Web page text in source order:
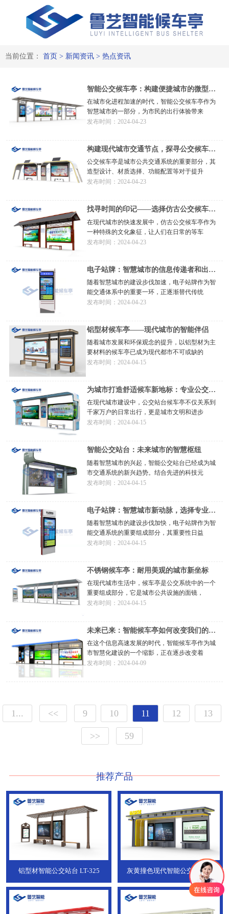
热点资讯-公交站台-候车亭-电
子站牌-源头厂家
当前位置： 首页 > 新闻资讯> 热点资讯
智能公交候车亭：构建便捷城市的微型先
锋
在城市化进程加速的时代，智能公交候车亭作为
智慧城市的一部分，为市民的出行体验带来
发布时间：2024-04-23
构建现代城市交通节点，探寻公交候车亭
生产厂家的角色
公交候车亭是城市公共交通系统的重要部分，其
造型设计、材质选择、功能配置等对于提升
发布时间：2024-04-23
找寻时间的印记——选择仿古公交候车亭
的制造专家
在现代城市的快速发展中，仿古公交候车亭作为
一种特殊的文化象征，让人们在日常的等车
发布时间：2024-04-23
电子站牌：智慧城市的信息传递者和出行
助手
随着智慧城市的建设步伐加速，电子站牌作为智
能交通体系中的重要一环，正逐渐替代传统
发布时间：2024-04-23
铝型材候车亭——现代城市的智能伴侣
随着城市发展和环保观念的提升，以铝型材为主
要材料的候车亭已成为现代都市不可或缺的
发布时间：2024-04-15
为城市打造舒适候车新地标：专业公交站
台候车亭厂家引
在现代城市建设中，公交站台候车亭不仅关系到
千家万户的日常出行，更是城市文明和进步
发布时间：2024-04-15
智能公交站台：未来城市的智慧枢纽
随着智慧城市的兴起，智能公交站台已经成为城
市交通系统的新兴趋势。结合先进的科技元
发布时间：2024-04-15
电子站牌：智慧城市新动脉，选择专业电
子站牌厂家的五
随着智慧城市的建设步伐加快，电子站牌作为智
能交通系统的重要组成部分，其重要性日益
发布时间：2024-04-15
不锈钢候车亭：耐用美观的城市新坐标
在现代城市生活中，候车亭是公交系统中的一个
重要组成部分，它是城市公共设施的面镜，
发布时间：2024-04-15
未来已来：智能候车亭如何改变我们的日
常出行
在这个信息高速发展的时代，智能候车亭作为城
市智慧化建设的一个缩影，正在逐步改变着
发布时间：2024-04-09
1... << 9 10 11 12 13
>> 59
推荐产品
铝型材智能公交站台 LT-325
灰黄撞色现代智能公交站台，